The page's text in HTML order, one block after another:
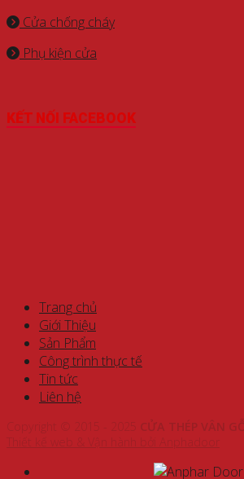
Cửa chống cháy
Phụ kiện cửa
KẾT NỐI FACEBOOK
Trang chủ
Giới Thiệu
Sản Phẩm
Công trình thực tế
Tin tức
Liên hệ
Copyright © 2015 - 2025 CỬA THÉP VÂN
Thiết kế web & Vận hành bởi Anphadoor